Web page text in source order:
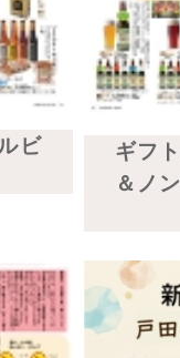
さん×世嬉の
）